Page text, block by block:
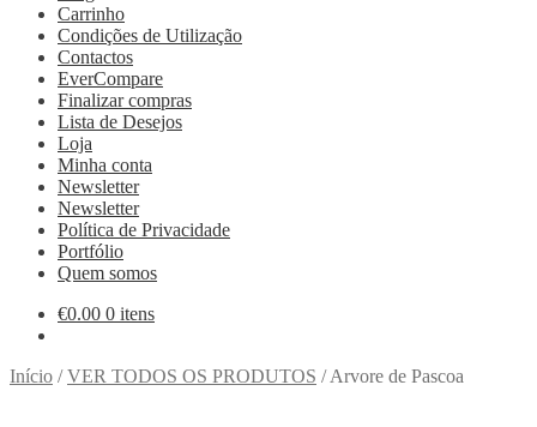
Carrinho
Condições de Utilização
Contactos
EverCompare
Finalizar compras
Lista de Desejos
Loja
Minha conta
Newsletter
Newsletter
Política de Privacidade
Portfólio
Quem somos
€0.00 0 itens
Início /VER TODOS OS PRODUTOS /Arvore de Pascoa